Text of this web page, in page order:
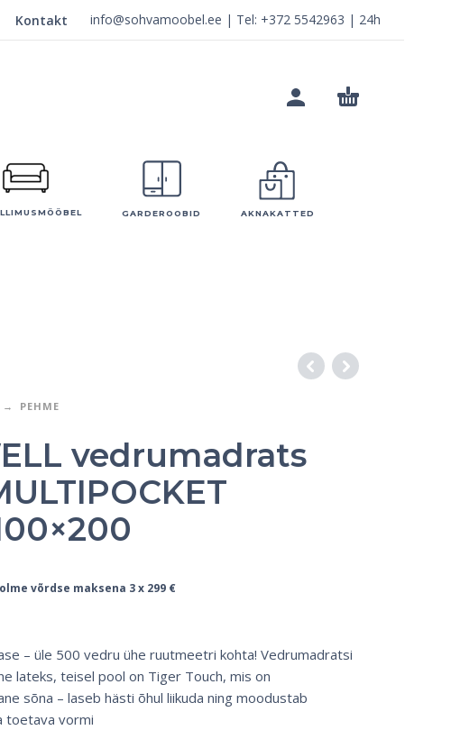
Kontakt info@sohvamoobel.ee | Tel: +372 5542963 | 24h
GARDEROOBID AKNAKATTED
PEHME
vedrumadrats
võrdse maksena 3 x 299 €
– üle 500 vedru ühe ruutmeetri kohta! Vedrumadratsi
lateks, teisel pool on Tiger Touch, mis on
sõna – laseb hästi õhul liikuda ning moodustab
toetava vormi